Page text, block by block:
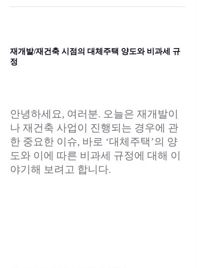
재개발/재건축 시점의 대체주택 양도와 비과세 규
정
안녕하세요, 여러분. 오늘은 재개발이
나 재건축 사업이 진행되는 경우에 관
한 중요한 이슈, 바로 ‘대체주택’의 양
도와 이에 따른 비과세 규정에 대해 이
야기해 보려고 합니다.